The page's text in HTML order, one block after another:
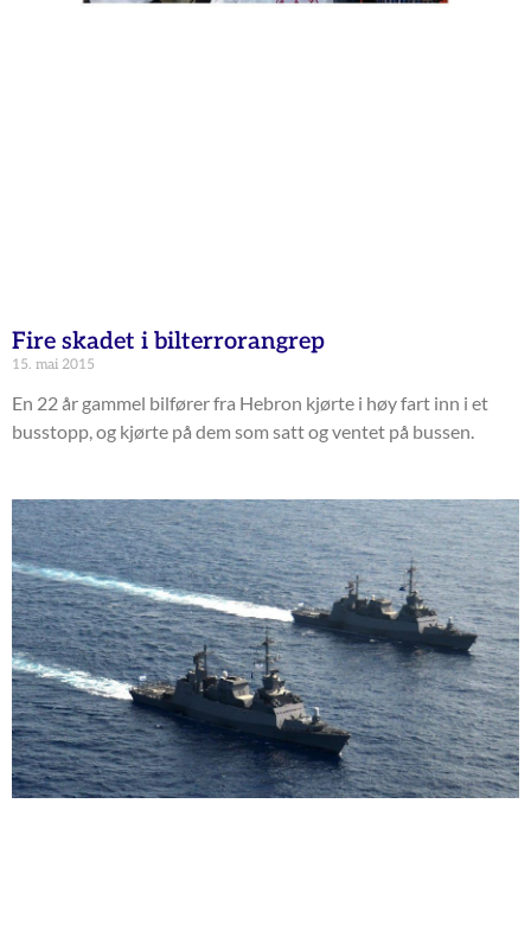
Fire skadet i bilterrorangrep
15. mai 2015
En 22 år gammel bilfører fra Hebron kjørte i høy fart inn i et
busstopp, og kjørte på dem som satt og ventet på bussen.